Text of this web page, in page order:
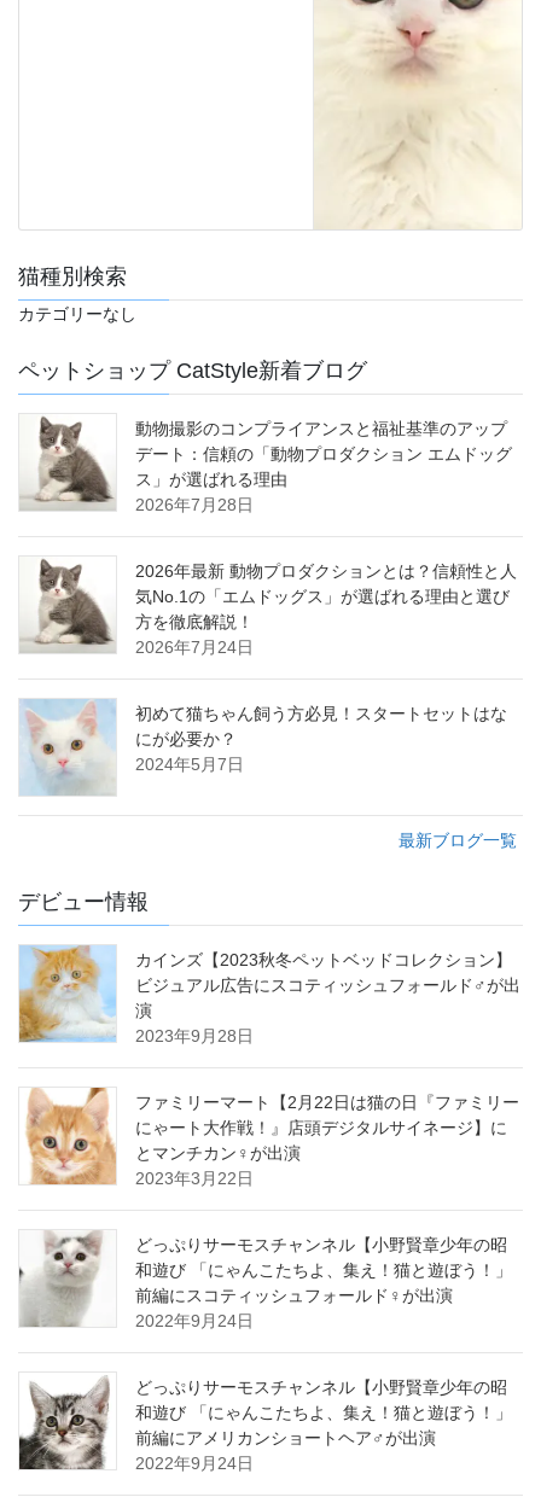
猫種別検索
カテゴリーなし
ペットショップ CatStyle新着ブログ
動物撮影のコンプライアンスと福祉基準のアップ
デート：信頼の「動物プロダクション エムドッグ
ス」が選ばれる理由
2026年7月28日
2026年最新 動物プロダクションとは？信頼性と人
気No.1の「エムドッグス」が選ばれる理由と選び
方を徹底解説！
2026年7月24日
初めて猫ちゃん飼う方必見！スタートセットはな
にが必要か？
2024年5月7日
最新ブログ一覧
デビュー情報
カインズ【2023秋冬ペットベッドコレクション】
ビジュアル広告にスコティッシュフォールド♂が出
演
2023年9月28日
ファミリーマート【2月22日は猫の日『ファミリー
にゃート大作戦！』店頭デジタルサイネージ】に
とマンチカン♀が出演
2023年3月22日
どっぷりサーモスチャンネル【小野賢章少年の昭
和遊び 「にゃんこたちよ、集え！猫と遊ぼう！」
前編にスコティッシュフォールド♀が出演
2022年9月24日
どっぷりサーモスチャンネル【小野賢章少年の昭
和遊び 「にゃんこたちよ、集え！猫と遊ぼう！」
前編にアメリカンショートヘア♂が出演
2022年9月24日